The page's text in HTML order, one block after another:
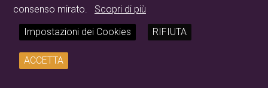
consenso mirato.
Scopri di più
Impostazioni dei Cookies
RIFIUTA
ACCETTA